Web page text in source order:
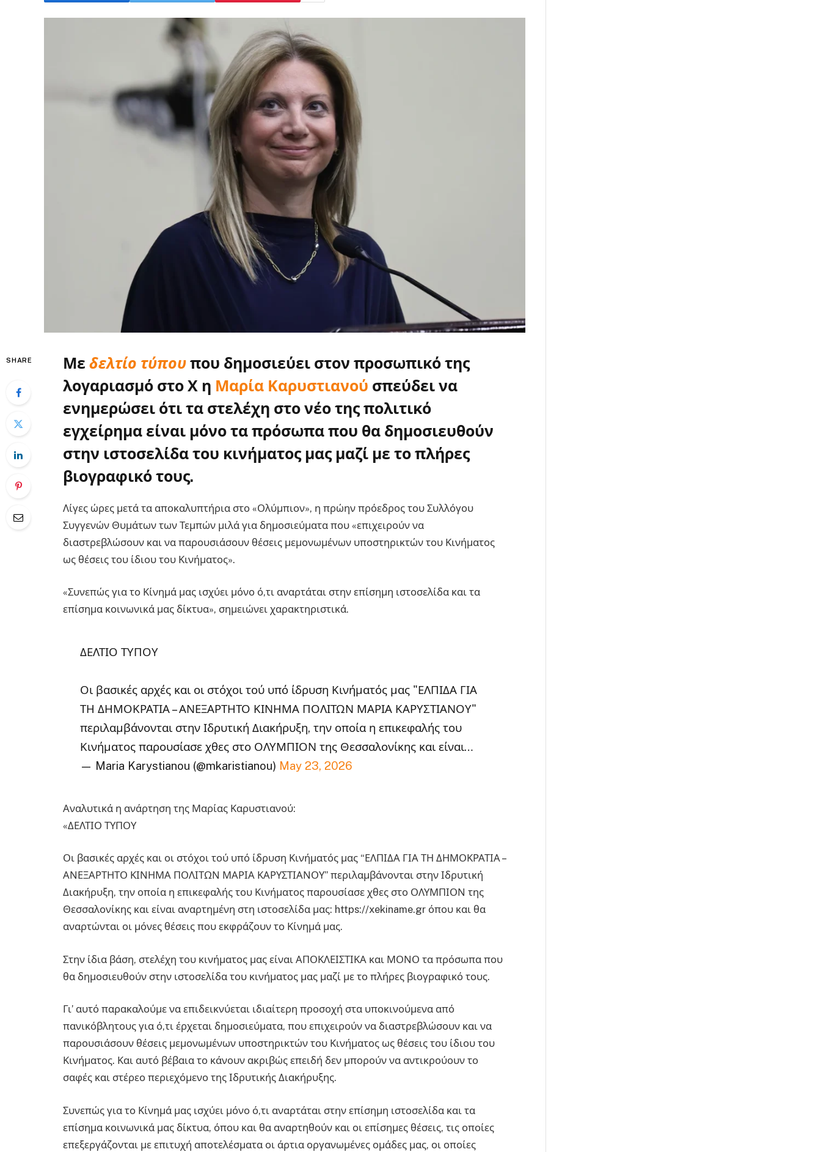
SHARE Με δελτίο τύπου που δημοσιεύει στον προσωπικό της
λογαριασμό στο Χ η Μαρία Καρυστιανού σπεύδει να
ενημερώσει ότι τα στελέχη στο νέο της πολιτικό
εγχείρημα είναι μόνο τα πρόσωπα που θα δημοσιευθούν
στην ιστοσελίδα του κινήματος μας μαζί με το πλήρες
βιογραφικό τους.
Λίγες ώρες μετά τα αποκαλυπτήρια στο «Ολύμπιον», η πρώην πρόεδρος του Συλλόγου
Συγγενών Θυμάτων των Τεμπών μιλά για δημοσιεύματα που «επιχειρούν να
διαστρεβλώσουν και να παρουσιάσουν θέσεις μεμονωμένων υποστηρικτών του Κινήματος
ως θέσεις του ίδιου του Κινήματος».
«Συνεπώς για το Κίνημά μας ισχύει μόνο ό,τι αναρτάται στην επίσημη ιστοσελίδα και τα
επίσημα κοινωνικά μας δίκτυα», σημειώνει χαρακτηριστικά.
ΔΕΛΤΙΟ ΤΥΠΟΥ
Οι βασικές αρχές και οι στόχοι τού υπό ίδρυση Κινήματός μας "ΕΛΠΙΔΑ ΓΙΑ
ΤΗ ΔΗΜΟΚΡΑΤΙΑ – ΑΝΕΞΑΡΤΗΤΟ ΚΙΝΗΜΑ ΠΟΛΙΤΩΝ ΜΑΡΙΑ ΚΑΡΥΣΤΙΑΝΟΥ"
περιλαμβάνονται στην Ιδρυτική Διακήρυξη, την οποία η επικεφαλής του
Κινήματος παρουσίασε χθες στο ΟΛΥΜΠΙΟΝ της Θεσσαλονίκης και είναι…
— Maria Karystianou (@mkaristianou) May 23, 2026
Αναλυτικά η ανάρτηση της Μαρίας Καρυστιανού:
«ΔΕΛΤΙΟ ΤΥΠΟΥ
Οι βασικές αρχές και οι στόχοι τού υπό ίδρυση Κινήματός μας “ΕΛΠΙΔΑ ΓΙΑ ΤΗ ΔΗΜΟΚΡΑΤΙΑ –
ΑΝΕΞΑΡΤΗΤΟ ΚΙΝΗΜΑ ΠΟΛΙΤΩΝ ΜΑΡΙΑ ΚΑΡΥΣΤΙΑΝΟΥ” περιλαμβάνονται στην Ιδρυτική
Διακήρυξη, την οποία η επικεφαλής του Κινήματος παρουσίασε χθες στο ΟΛΥΜΠΙΟΝ της
Θεσσαλονίκης και είναι αναρτημένη στη ιστοσελίδα μας: https://xekiname.gr όπου και θα
αναρτώνται οι μόνες θέσεις που εκφράζουν το Κίνημά μας.
Στην ίδια βάση, στελέχη του κινήματος μας είναι ΑΠΟΚΛΕΙΣΤΙΚΑ και ΜΟΝΟ τα πρόσωπα που
θα δημοσιευθούν στην ιστοσελίδα του κινήματος μας μαζί με το πλήρες βιογραφικό τους.
Γι’ αυτό παρακαλούμε να επιδεικνύεται ιδιαίτερη προσοχή στα υποκινούμενα από
πανικόβλητους για ό,τι έρχεται δημοσιεύματα, που επιχειρούν να διαστρεβλώσουν και να
παρουσιάσουν θέσεις μεμονωμένων υποστηρικτών του Κινήματος ως θέσεις του ίδιου του
Κινήματος. Και αυτό βέβαια το κάνουν ακριβώς επειδή δεν μπορούν να αντικρούουν το
σαφές και στέρεο περιεχόμενο της Ιδρυτικής Διακήρυξης.
Συνεπώς για το Κίνημά μας ισχύει μόνο ό,τι αναρτάται στην επίσημη ιστοσελίδα και τα
επίσημα κοινωνικά μας δίκτυα, όπου και θα αναρτηθούν και οι επίσημες θέσεις, τις οποίες
επεξεργάζονται με επιτυχή αποτελέσματα οι άρτια οργανωμένες ομάδες μας, οι οποίες